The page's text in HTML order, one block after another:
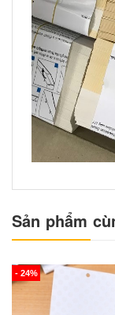
Sản phẩm
- 24%